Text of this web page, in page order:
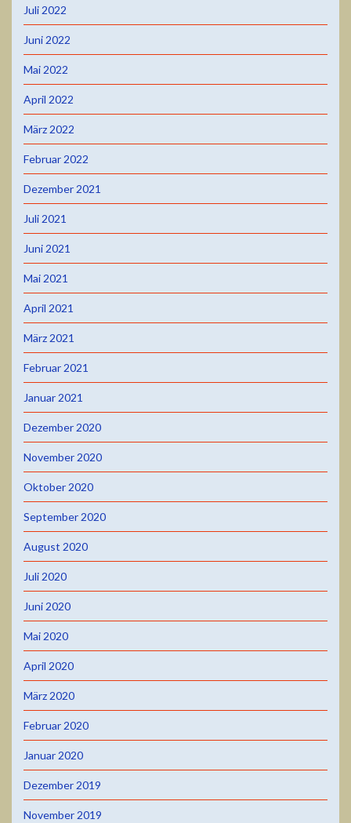
Juli 2022
Juni 2022
Mai 2022
April 2022
März 2022
Februar 2022
Dezember 2021
Juli 2021
Juni 2021
Mai 2021
April 2021
März 2021
Februar 2021
Januar 2021
Dezember 2020
November 2020
Oktober 2020
September 2020
August 2020
Juli 2020
Juni 2020
Mai 2020
April 2020
März 2020
Februar 2020
Januar 2020
Dezember 2019
November 2019